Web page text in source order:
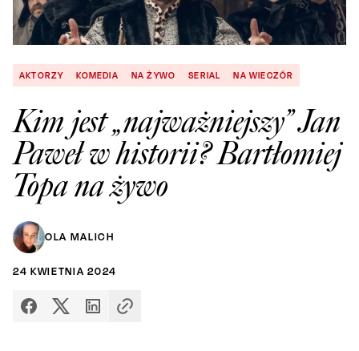
AKTORZY KOMEDIA NA ŻYWO SERIAL NA WIECZÓR
Kim jest „najważniejszy” Jan
Paweł w historii? Bartłomiej
Topa na żywo
OLA MALICH
24 KWIETNIA 2024